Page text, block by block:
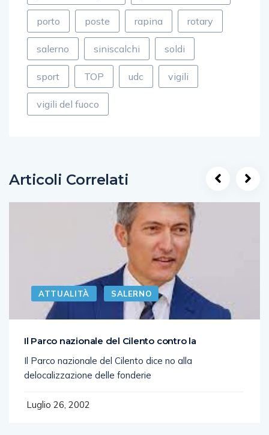
porto poste rapina rotary
salerno siniscalchi soldi
sport TOP udc vigili
vigili del fuoco
Articoli Correlati
ATTUALITÀ SALERNO
Il Parco nazionale del Cilento contro la
Il Parco nazionale del Cilento dice no alla
delocalizzazione delle fonderie
Luglio 26, 2002